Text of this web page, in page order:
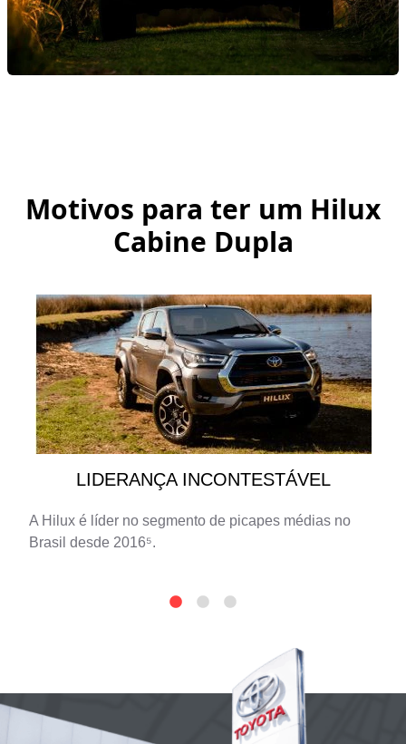
Motivos para ter um Hilux
Cabine Dupla
LIDERANÇA INCONTESTÁVEL
A Hilux é líder no segmento de picapes médias no
Brasil desde 2016⁵.